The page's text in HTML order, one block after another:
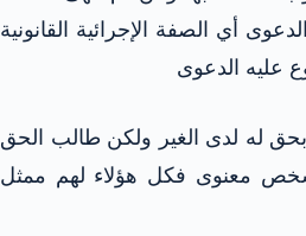
أي الصفة الإجرائية القانونية
عليه الدعوى
له لدى الغير ولكن طالب الحق
معنوى فكل هؤلاء لهم ممثل